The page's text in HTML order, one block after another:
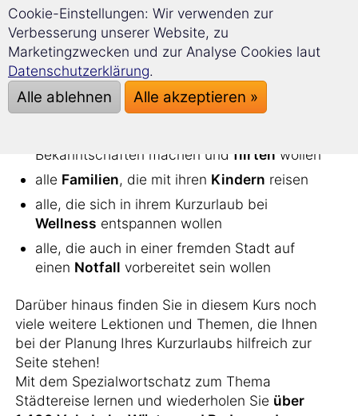
Sehenswürdigkeiten und wichtige Orte parat
haben wollen
alle Unternehmungslustigen, die in ihrer
Freizeit nicht nur die
sondern auch insKino,Museum , in ein
Konzertoder zumShoppen gehenwollen
Bekanntschaften machen und flirten wollen
alle Familien, die mit ihren Kindern reisen
alle, die sich in ihrem Kurzurlaub bei
Wellness entspannen wollen
alle, die auch in einer fremden Stadt auf
einen Notfall vorbereitet sein wollen
Darüber hinaus finden Sie in diesem Kurs noch
viele weitere Lektionen und Themen, die Ihnen
bei der Planung Ihres Kurzurlaubs hilfreich zur
Seite stehen!
Mit dem Spezialwortschatz zum Thema
Städtereise lernen und wiederholen Sie über
Cookie-Einstellungen: Wir verwenden zur
Verbesserung unserer Website, zu
Marketingzwecken und zur Analyse Cookies laut
Datenschutzerklärung.
Alle ablehnen Alle akzeptieren »